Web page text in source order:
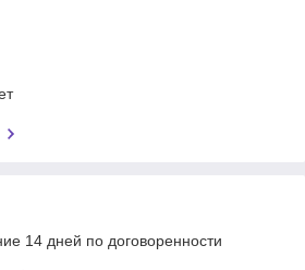
14 дней по договоренности